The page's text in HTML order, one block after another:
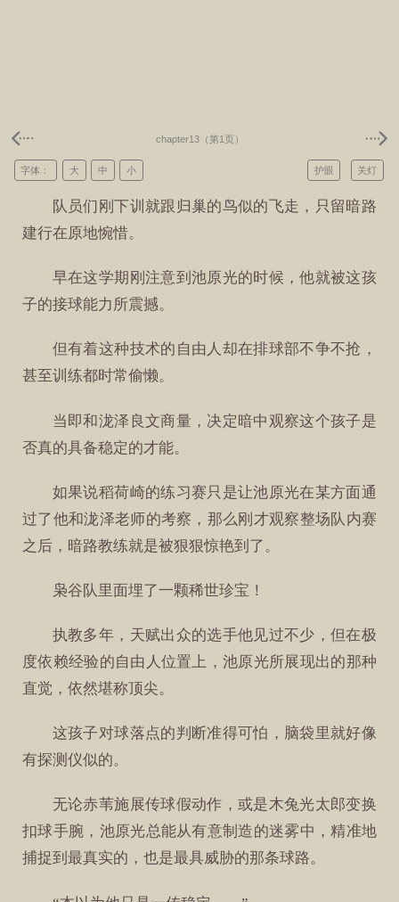
chapter13（第1页）
关灯
护眼
字体： 大 中 小
队员们刚下训就跟归巢的鸟似的飞走，只留暗路
建行在原地惋惜。
早在这学期刚注意到池原光的时候，他就被这孩
子的接球能力所震撼。
但有着这种技术的自由人却在排球部不争不抢，
甚至训练都时常偷懒。
当即和泷泽良文商量，决定暗中观察这个孩子是
否真的具备稳定的才能。
如果说稻荷崎的练习赛只是让池原光在某方面通
过了他和泷泽老师的考察，那么刚才观察整场队内赛
之后，暗路教练就是被狠狠惊艳到了。
枭谷队里面埋了一颗稀世珍宝！
执教多年，天赋出众的选手他见过不少，但在极
度依赖经验的自由人位置上，池原光所展现出的那种
直觉，依然堪称顶尖。
这孩子对球落点的判断准得可怕，脑袋里就好像
有探测仪似的。
无论赤苇施展传球假动作，或是木兔光太郎变换
扣球手腕，池原光总能从有意制造的迷雾中，精准地
捕捉到最真实的，也是最具威胁的那条球路。